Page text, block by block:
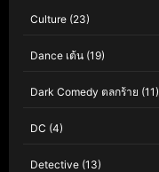
Culture (23)
Dance เต้น (19)
Dark Comedy ตลกร้าย (11)
DC (4)
Detective (13)